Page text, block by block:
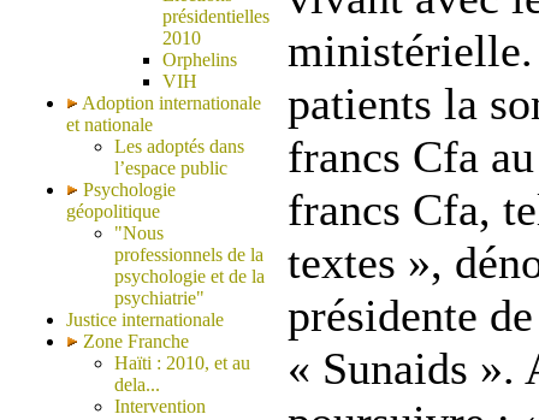
présidentielles
2010
Orphelins
VIH
Adoption internationale
et nationale
Les adoptés dans
l’espace public
Psychologie
géopolitique
"Nous
professionnels de la
psychologie et de la
psychiatrie"
Justice internationale
Zone Franche
Haïti : 2010, et au
dela...
Intervention
patients la
francs Cfa
francs Cfa,
textes »,
présidente
« Sunaids ».